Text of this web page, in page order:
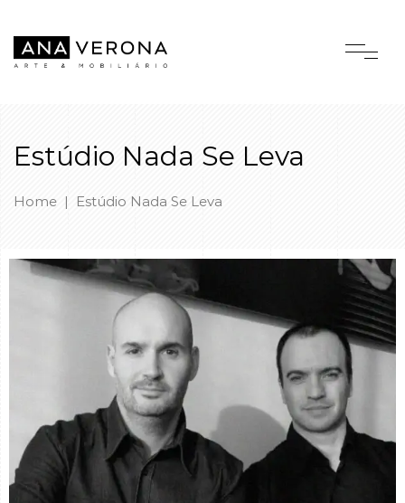
Estúdio Nada Se Leva
Home | Estúdio Nada Se Leva